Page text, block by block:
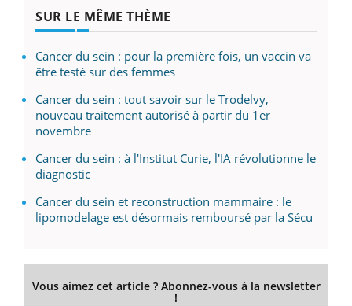
SUR LE MÊME THÈME
Cancer du sein : pour la première fois, un vaccin va
être testé sur des femmes
Cancer du sein : tout savoir sur le Trodelvy,
nouveau traitement autorisé à partir du 1er
novembre
Cancer du sein : à l'Institut Curie, l'IA révolutionne le
diagnostic
Cancer du sein et reconstruction mammaire : le
lipomodelage est désormais remboursé par la Sécu
Vous aimez cet article ? Abonnez-vous à la newsletter
!